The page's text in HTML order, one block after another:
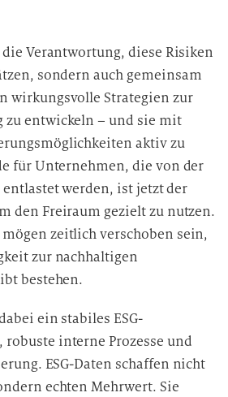
Verantwortung, diese Risiken
sondern auch gemeinsam
wirkungsvolle Strategien zur
entwickeln – und sie mit
aktiv zu
für Unternehmen, die von der
werden, ist jetzt der
den Freiraum gezielt zu nutzen.
zeitlich verschoben sein,
zur nachhaltigen
bestehen.
ein stabiles ESG-
robuste interne Prozesse und
ESG-Daten schaffen nicht
echten Mehrwert. Sie